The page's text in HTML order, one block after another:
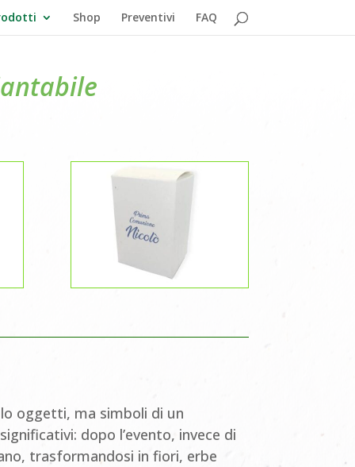
Shop Preventivi FAQ
oggetti, ma simboli di un
dopo l’evento, invece di
trasformandosi in fiori, erbe